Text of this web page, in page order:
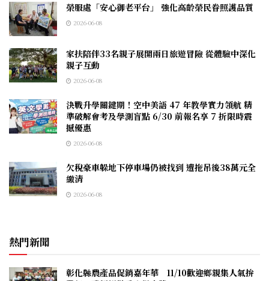
榮服處「安心御老平台」 強化高齡榮民眷照護品質
2026-06-08
家扶陪伴33名親子展開兩日旅遊冒險 從體驗中深化
親子互動
2026-06-08
決戰升學關鍵期！空中美語 47 年教學實力領航 精
準破解會考及學測盲點 6/30 前報名享 7 折限時震
撼優惠
2026-06-08
欠稅豪車躲地下停車場仍被找到 遭拖吊後38萬元全
繳清
2026-06-08
熱門新聞
彰化縣農產品促銷嘉年華 11/10歡迎鄉親集人氣拚